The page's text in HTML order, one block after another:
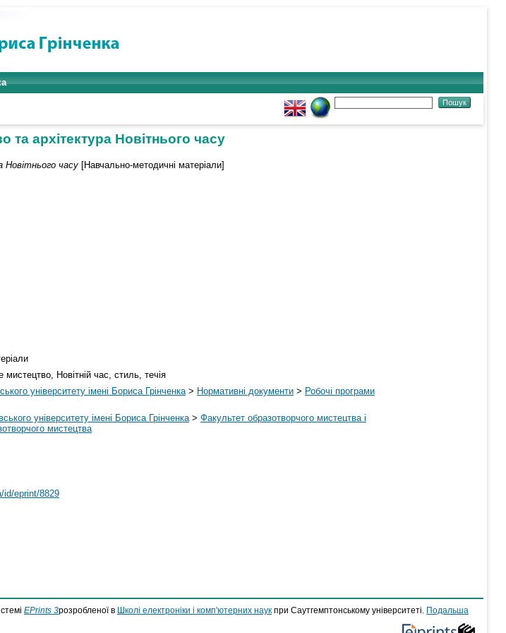
та архітектура Новітнього часу
часу [Навчально-методичні матеріали]
мистецтво, Новітній час, стиль, течія
університету імені Бориса Грінченка > Нормативні документи > Робочі програми
університету імені Бориса Грінченка > Факультет образотворчого мистецтва і
мистецтва
id/eprint/8829
EPrints 3розробленої в Школі електроніки і комп'ютерних наук при Саутгемптонському університеті.
Подальша